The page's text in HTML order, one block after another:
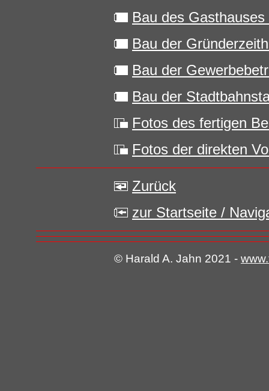
Bau des
Bau der
Bau der
Bau der
Fotos des fertigen
Fotos der direkten
Zurück
zur Startseite /
© Harald A. Jahn 2021 -